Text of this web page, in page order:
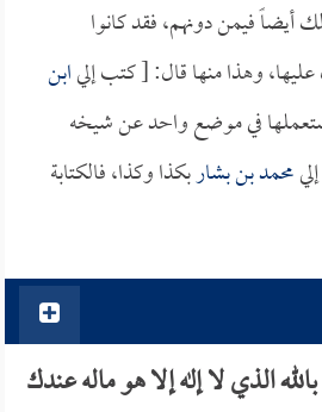
أيضاً فيمن دونهم، فقد كانوا
عليها، وهذا منها قال: [ كتب إليابن
في موضع واحد عن شيخه
محمد بن بشاربكذا وكذا، فالكتابة
الذي لا إله إلا هو ماله عندك